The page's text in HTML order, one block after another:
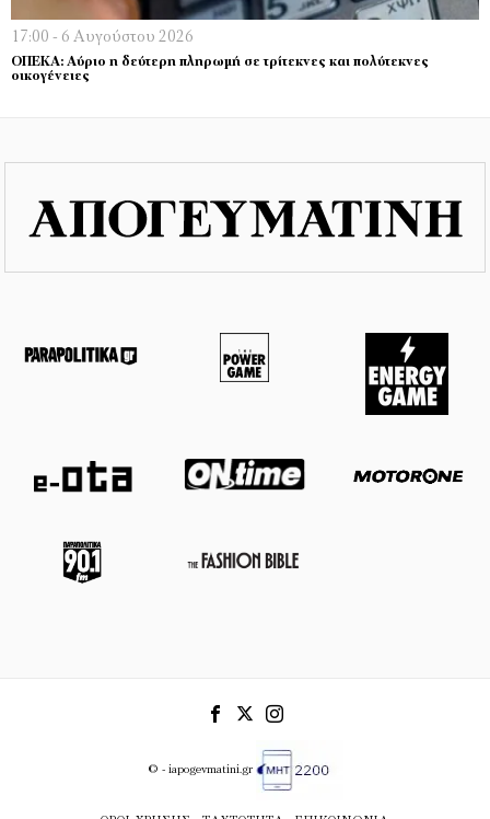
17:00 - 6 Αυγούστου 2026
ΟΠΕΚΑ: Αύριο η δεύτερη πληρωμή σε τρίτεκνες και πολύτεκνες
οικογένειες
© - iapogevmatini.gr